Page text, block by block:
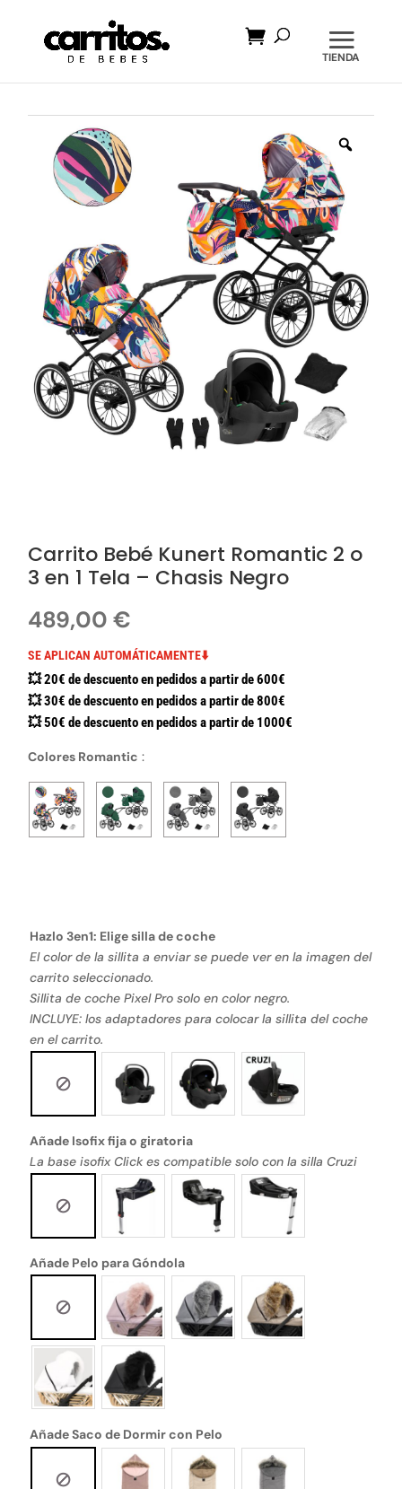
productos
Carrito Bebé Kunert Romantic 2 o
3 en 1 Tela – Chasis Negro
489,00€
SE APLICAN AUTOMÁTICAMENTE⬇️
💥 20€ de descuento en pedidos a partir de 600€
💥 30€ de descuento en pedidos a partir de 800€
💥 50€ de descuento en pedidos a partir de 1000€
Colores Romantic :
Hazlo 3en1: Elige silla de coche
El color de la sillita a enviar se puede ver en la imagen del
carrito seleccionado.
Sillita de coche Pixel Pro solo en color negro.
INCLUYE: los adaptadores para colocar la sillita del coche
en el carrito.
Añade Isofix fija o giratoria
La base isofix Click es compatible solo con la silla Cruzi
Añade Pelo para Góndola
Añade Saco de Dormir con Pelo